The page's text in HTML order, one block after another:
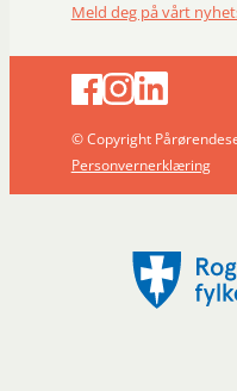
Meld deg på vårt
© Copyright
Personvernerklæring